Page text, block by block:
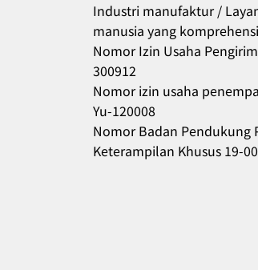
Industri manufaktur /
manusia yang
Nomor Izin Usaha
300912
Nomor izin usaha
Yu-120008
Nomor Badan Pendukung
Keterampilan Khusus 19-